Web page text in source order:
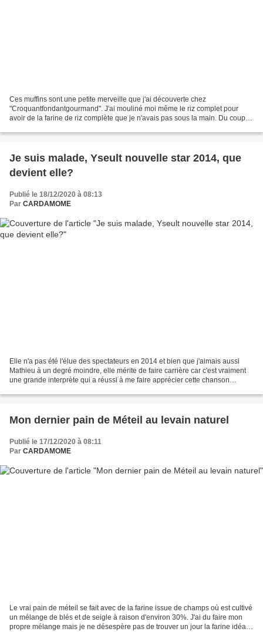
Ces muffins sont une petite merveille que j'ai découverte chez
"Croquantfondantgourmand". J'ai mouliné moi même le riz complet pour
avoir de la farine de riz complète que je n'avais pas sous la main. Du coup, il
Je suis malade, Yseult nouvelle star 2014, que
devient elle?
Publié le 18/12/2020 à 08:13
Par CARDAMOME
Elle n'a pas été l'élue des spectateurs en 2014 et bien que j'aimais aussi
Mathieu à un degré moindre, elle mérite de faire carrière car c'est vraiment
une grande interprète qui a réussi à me faire apprécier cette chanson
Mon dernier pain de Méteil au levain naturel
Publié le 17/12/2020 à 08:11
Par CARDAMOME
Le vrai pain de méteil se fait avec de la farine issue de champs où est cultivé
un mélange de blés et de seigle à raison d'environ 30%. J'ai du faire mon
propre mélange mais je ne désespère pas de trouver un jour la farine idéale.